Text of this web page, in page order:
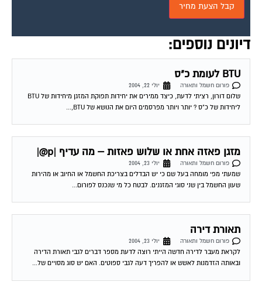
BTU לעומת כ"ס
פורום חשמל ותאורה
ליחידות של כ"ס ? יותר ויותר מפרסמים היום את הנושא של BTU,...
מזגן פאזה אחת או שלוש פאזות – מה עדיף |p@|
פורום חשמל ותאורה
יולי 23, 2004
שמעתי מפי מומחה בעל שם כי יש הבדלים בצריכת החשמל או החיוב או מהירות
שעון החשמל בין שני סוגי המזגנים. לבטח כל מי שנכנס לפורום...
תאורת דירה
פורום חשמל ותאורה
לקראת מעבר לדירה חדשה הייתי רוצה לדעת מספר דברים לגבי תאורת הדירה
ובאותה הזדמנות לאשש או להפריך דעה לגבי ספוטים. האם יש סוג מסויים של...